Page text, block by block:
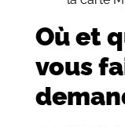
Où et
vous